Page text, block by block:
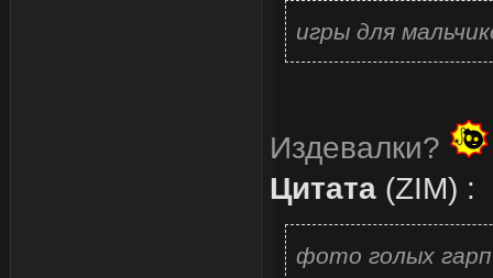
игры для
Издевалки?
Цитата (ZIM) :
фото голых